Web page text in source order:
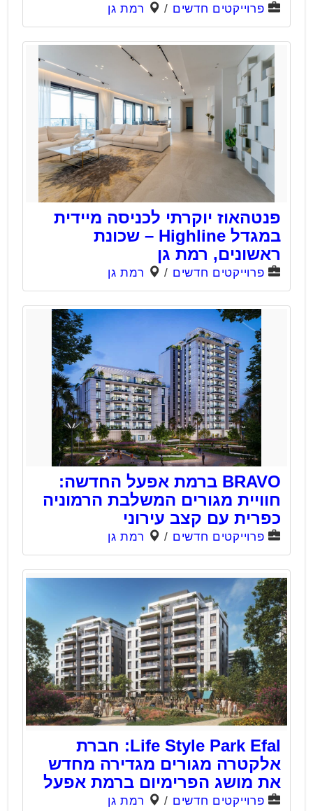
פרוייקטים חדשים / רמת גן
פנטהאוז יוקרתי לכניסה מיידית
במגדל Highline – שכונת
ראשונים, רמת גן
פרוייקטים חדשים / רמת גן
BRAVO ברמת אפעל החדשה:
חוויית מגורים המשלבת הרמוניה
כפרית עם קצב עירוני
פרוייקטים חדשים / רמת גן
Life Style Park Efal: חברת
אלקטרה מגורים מגדירה מחדש
את מושג הפרימיום ברמת אפעל
פרוייקטים חדשים / רמת גן